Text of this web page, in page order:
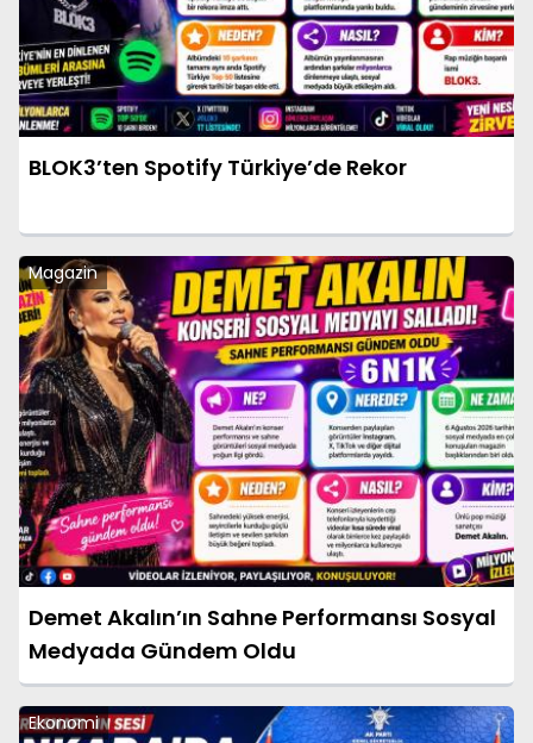
BLOK3’ten Spotify Türkiye’de Rekor
Magazin
Demet Akalın’ın Sahne Performansı Sosyal
Medyada Gündem Oldu
Ekonomi